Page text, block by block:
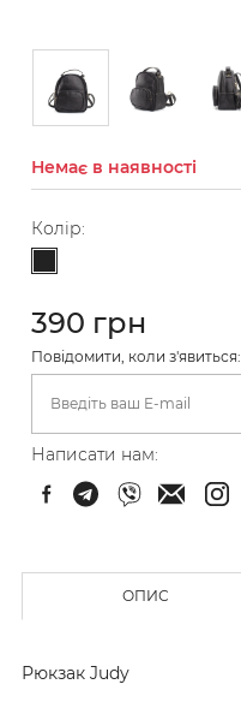
Немає в наявності
Колір:
390 грн
Повідомити, коли з'явиться:
Написати нам:
ОПИС
Рюкзак Judy